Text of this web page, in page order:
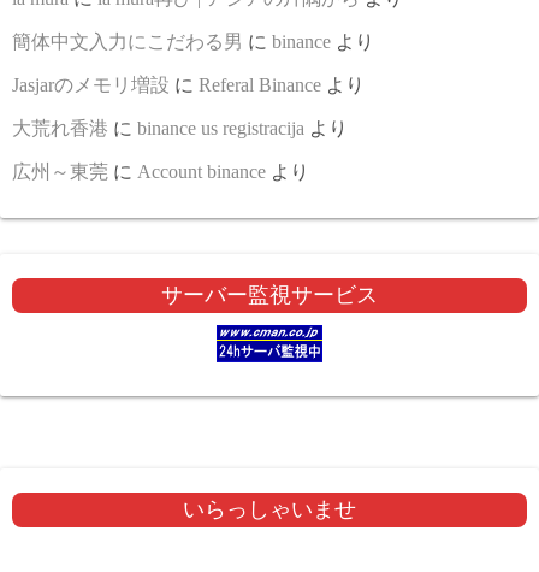
簡体中文入力にこだわる男 に binance より
Jasjarのメモリ増設 に Referal Binance より
大荒れ香港 に binance us registracija より
広州～東莞 に Account binance より
サーバー監視サービス
いらっしゃいませ